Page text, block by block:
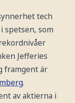
tech
spetsen, som
Jefferies
framgent är
.
av aktierna i